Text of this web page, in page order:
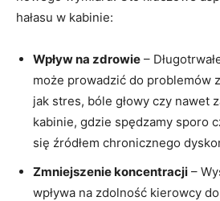
hałasu w⁣ kabinie:
Wpływ ‍na zdrowie –
może prowadzić do problemów
jak stres, bóle głowy czy ‌nawet
kabinie, gdzie ​spędzamy sporo
się​ źródłem chronicznego
Zmniejszenie koncentracji –
wpływa na zdolność kierowcy